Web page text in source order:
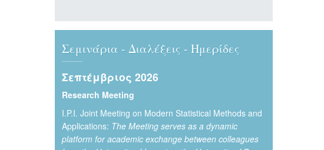
Σεμινάρια - Διαλέξεις - Ημερίδες
Σεπτέμβριος 2026
Research Meeting
Ι.P.I. Joint Meeting on Modern Statistical Methods and
Applications: The Meeting serves as a dynamic
platform for academic exchange between colleagues